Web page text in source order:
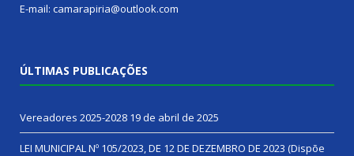
E-mail: camarapiria@outlook.com
ÚLTIMAS PUBLICAÇÕES
Vereadores 2025-2028 19 de abril de 2025
LEI MUNICIPAL Nº 105/2023, DE 12 DE DEZEMBRO DE 2023 (Dispõe